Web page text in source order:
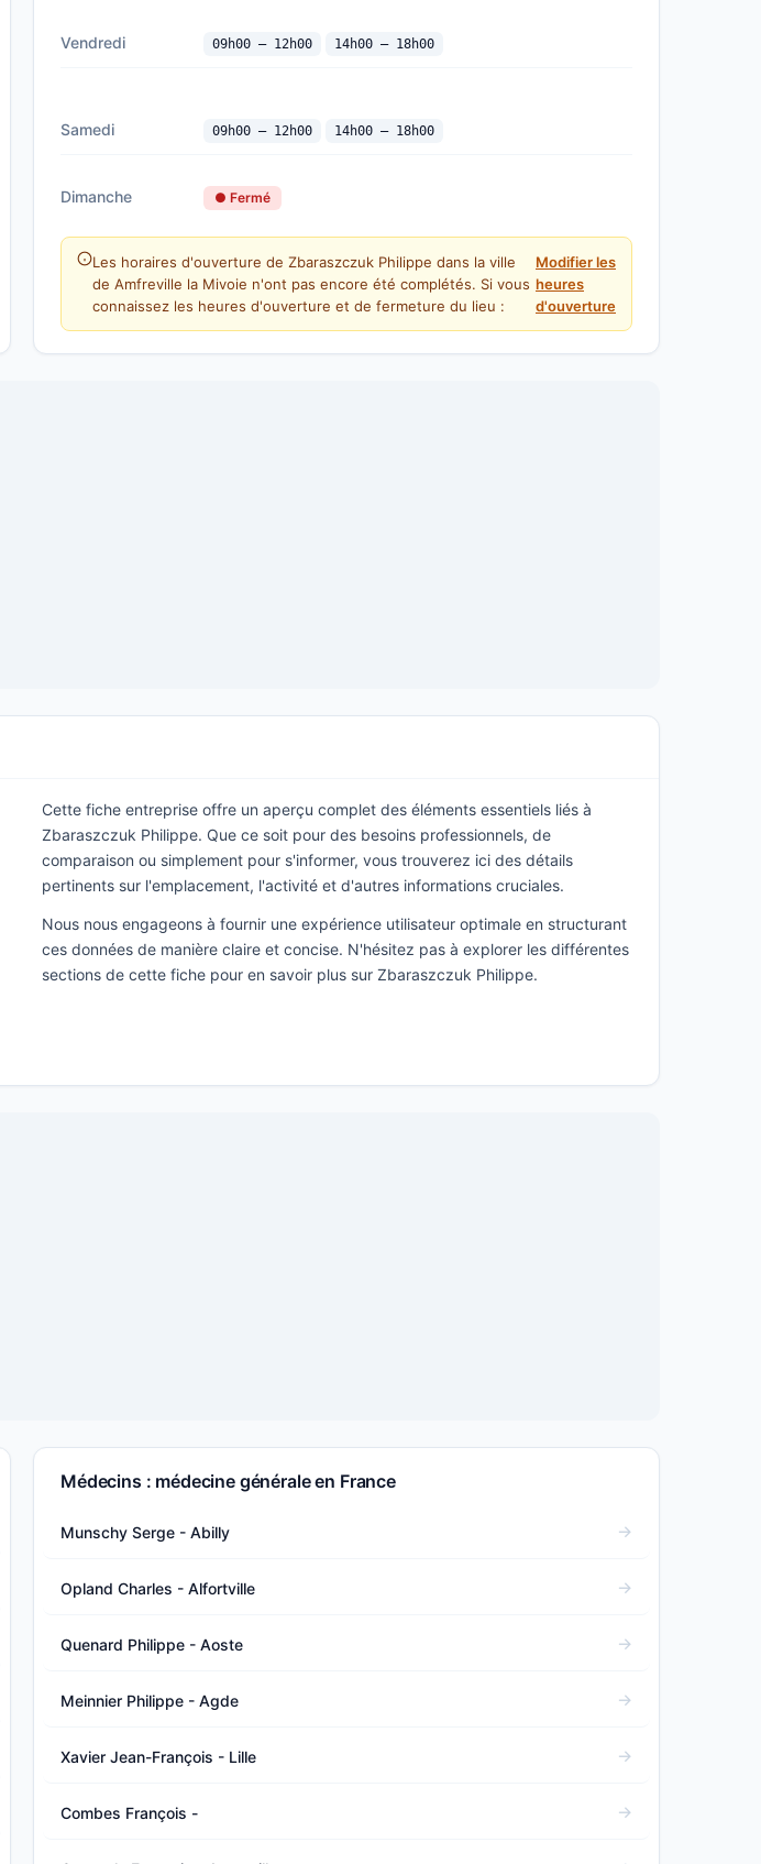
Vendredi 09h00 — 12h00 14h00 — 18h00
Samedi 09h00 — 12h00 14h00 — 18h00
Dimanche ● Fermé
Les horaires d'ouverture de Zbaraszczuk Philippe dans la ville
de Amfreville la Mivoie n'ont pas encore été complétés. Si vous
connaissez les heures d'ouverture et de fermeture du lieu :
Modifier les
heures
d'ouverture
Cette fiche entreprise offre un aperçu complet des éléments essentiels liés à
Zbaraszczuk Philippe. Que ce soit pour des besoins professionnels, de
comparaison ou simplement pour s'informer, vous trouverez ici des détails
pertinents sur l'emplacement, l'activité et d'autres informations cruciales.
Nous nous engageons à fournir une expérience utilisateur optimale en structurant
ces données de manière claire et concise. N'hésitez pas à explorer les différentes
sections de cette fiche pour en savoir plus sur Zbaraszczuk Philippe.
Médecins : médecine générale en France
Munschy Serge - Abilly
Opland Charles - Alfortville
Quenard Philippe - Aoste
Meinnier Philippe - Agde
Xavier Jean-François - Lille
Combes François -